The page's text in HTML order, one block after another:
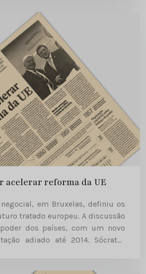
acelerar reforma da UE
em Bruxelas, definiu os
tratado europeu. A discussão
dos países, com um novo
adiado até 2014. Sócrates